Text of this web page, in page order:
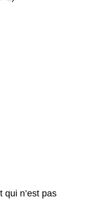
n’est pas